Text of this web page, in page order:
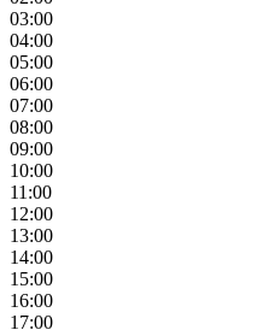
03:00
04:00
05:00
06:00
07:00
08:00
09:00
10:00
11:00
12:00
13:00
14:00
15:00
16:00
17:00